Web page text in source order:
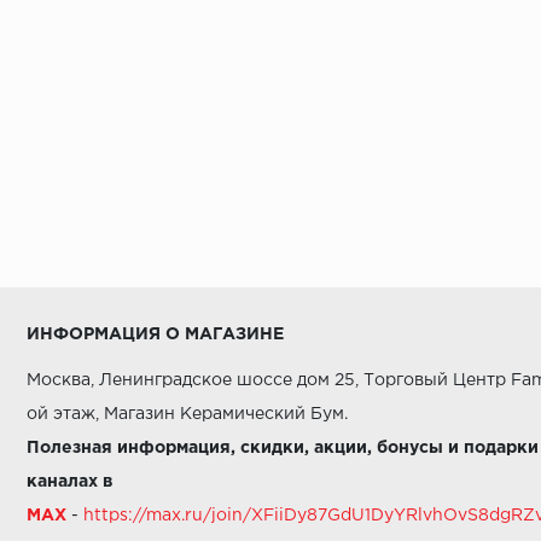
ИНФОРМАЦИЯ О МАГАЗИНЕ
Москва, Ленинградское шоссе дом 25, Торговый Центр
ой этаж, Магазин Керамический Бум.
Полезная информация, скидки, акции, бонусы и
каналах в
MAX - https://max.ru/join/